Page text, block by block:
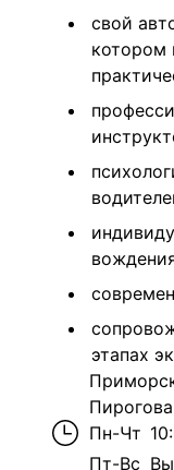
свой
котором
этапах
Пн-Чт
Пт-Вс